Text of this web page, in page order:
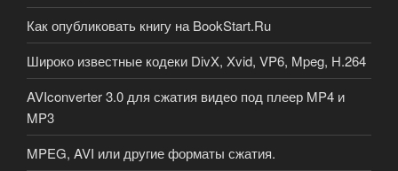
Как опубликовать книгу на BookStart.Ru
Широко известные кодеки DivX, Xvid, VP6, Mpeg, H.264
AVIconverter 3.0 для сжатия видео под плеер MP4 и
MP3
MPEG, AVI или другие форматы сжатия.